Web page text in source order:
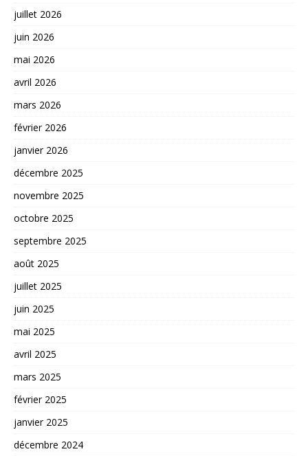
juillet 2026
juin 2026
mai 2026
avril 2026
mars 2026
février 2026
janvier 2026
décembre 2025
novembre 2025
octobre 2025
septembre 2025
août 2025
juillet 2025
juin 2025
mai 2025
avril 2025
mars 2025
février 2025
janvier 2025
décembre 2024